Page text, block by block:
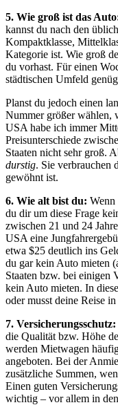
5. Wie groß ist das
kannst du nach den
Kompaktklasse,
Kategorie ist. Wie groß
du vorhast. Für einen
städtischen Umfeld
Planst du jedoch einen
Nummer größer wählen,
USA habe ich immer
Preisunterschiede
Staaten nicht sehr groß.
durstig. Sie verbrauchen
gewöhnt ist.
6. Wie alt bist du: Wenn
du dir um diese Frage
zwischen 21 und 24
USA eine
etwa $25 deutlich ins
du gar kein Auto mieten
Staaten bzw. bei einigen
kein Auto mieten. In
oder musst deine Reise
7. Versicherungsschutz:
die Qualität bzw. Höhe
werden Mietwagen
angeboten. Bei der
zusätzliche Summen,
Einen guten
wichtig – vor allem in